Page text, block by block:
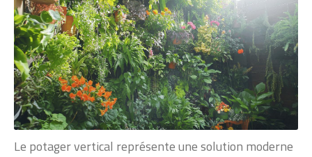
Le potager vertical représente une solution moderne